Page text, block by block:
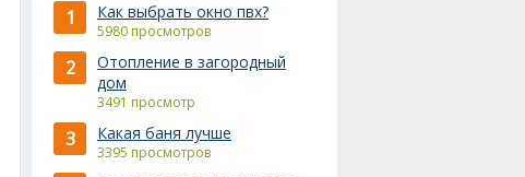
1 Как выбрать окно пвх?
5980 просмотров
2
Отопление в загородный
дом
3491 просмотр
3 Какая баня лучше
3395 просмотров